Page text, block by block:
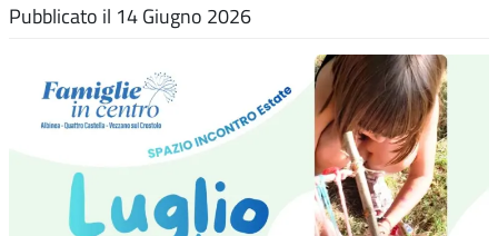
Pubblicato il 14 Giugno 2026